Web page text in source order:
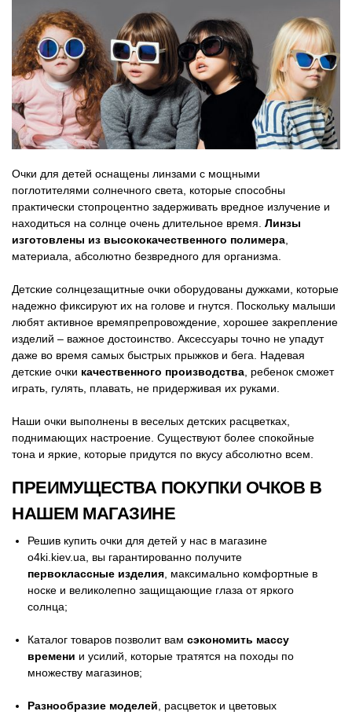
Очки для детей оснащены линзами с мощными
поглотителями солнечного света, которые способны
практически стопроцентно задерживать вредное излучение и
находиться на солнце очень длительное время. Линзы
изготовлены из высококачественного полимера
материала, абсолютно безвредного для организма.
Детские солнцезащитные очки оборудованы дужками, которые
надежно фиксируют их на голове и гнутся. Поскольку малыши
любят активное времяпрепровождение, хорошее закрепление
изделий – важное достоинство. Аксессуары точно не упадут
даже во время самых быстрых прыжков и бега. Надевая
детские очки качественного производства , ребенок сможет
играть, гулять, плавать, не придерживая их руками.
Наши очки выполнены в веселых детских расцветках,
поднимающих настроение. Существуют более спокойные
тона и яркие, которые придутся по вкусу абсолютно всем.
ПРЕИМУЩЕСТВА ПОКУПКИ ОЧКОВ В
НАШЕМ МАГАЗИНЕ
Решив купить очки для детей у нас в магазине
o4ki.kiev.ua, вы гарантированно получите
первоклассные изделия , максимально комфортные в
носке и великолепно защищающие глаза от яркого
солнца;
Каталог товаров позволит вам сэкономить массу
времени и усилий, которые тратятся на походы по
множеству магазинов;
Разнообразие моделей , расцветок и цветовых